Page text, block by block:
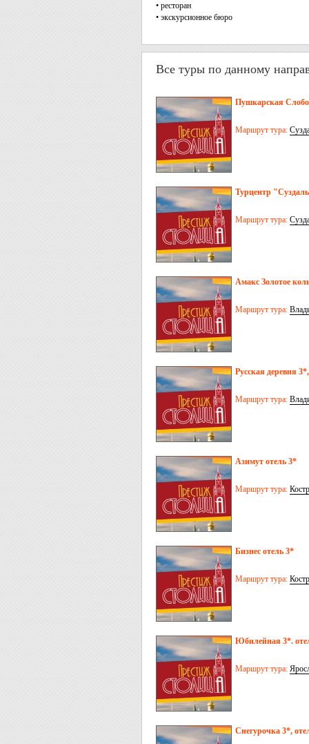
• ресторан
• экскурсионное бюро
Все туры по данному
Пушкарская
Маршрут тура:
Турцентр
Маршрут тура:
Амакс Золотое
Маршрут тура:
Русская деревня
Маршрут тура:
Азимут отель 3*
Маршрут тура:
Бизнес отель 3*
Маршрут тура:
Юбилейная 3*.
Маршрут тура:
Снегурочка 3*,